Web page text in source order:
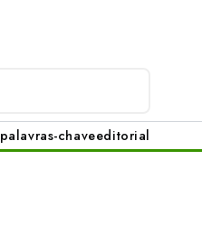
palavras-chaveeditorial